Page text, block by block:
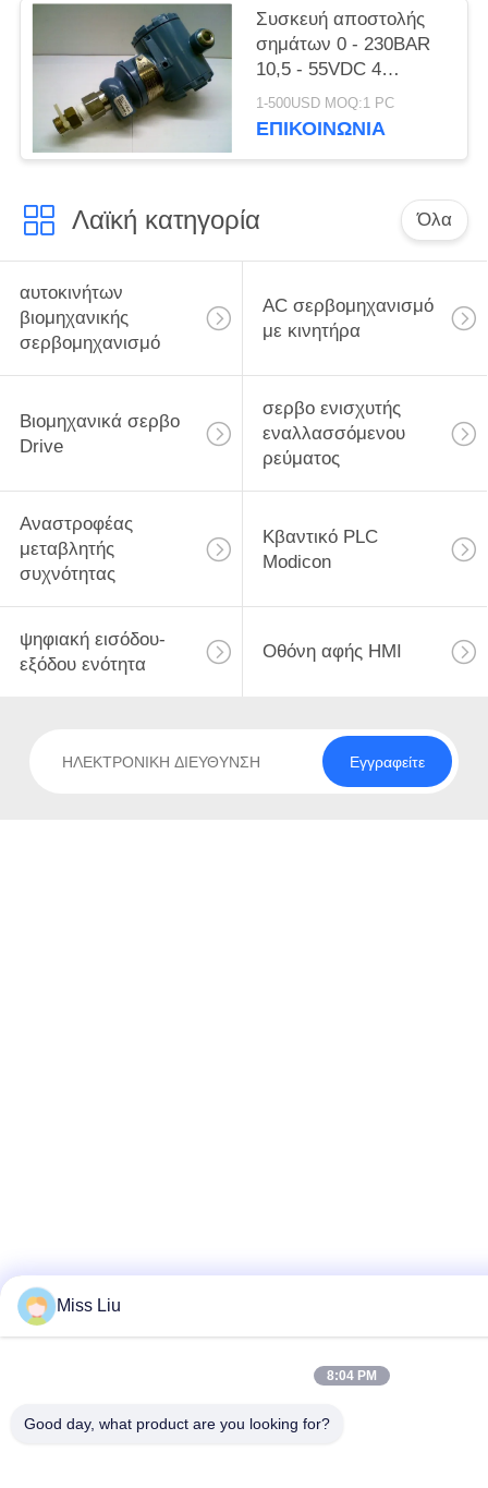
Συσκευή αποστολής
σημάτων 0 - 230BAR
10,5 - 55VDC 4
θερμοκρασίας πίεσης
Rosemount 3051-
1-500USD MOQ:1 PC
ΕΠΙΚΟΙΝΩΝΊΑ
Λαϊκή κατηγορία Όλα
αυτοκινήτων
βιομηχανικής
σερβομηχανισμό
AC σερβομηχανισμό
με κινητήρα
Βιομηχανικά σερβο
Drive
σερβο ενισχυτής
εναλλασσόμενου
ρεύματος
Αναστροφέας
μεταβλητής
συχνότητας
Κβαντικό PLC
Modicon
ψηφιακή εισόδου-
εξόδου ενότητα
Οθόνη αφής HMI
Εγγραφείτε
Miss Liu
8:04 PM
Good day, what product are you looking for?